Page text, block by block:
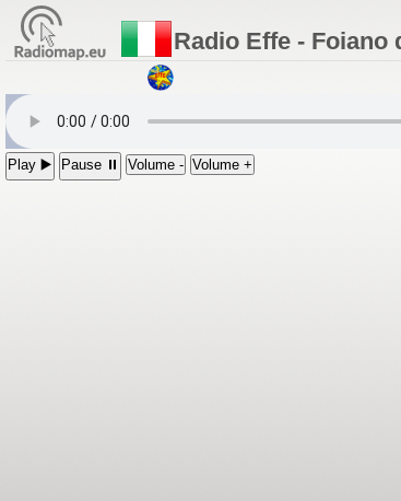
Radio Effe - Foiano
Play ▶️ Pause ⏸ Volume - Volume +